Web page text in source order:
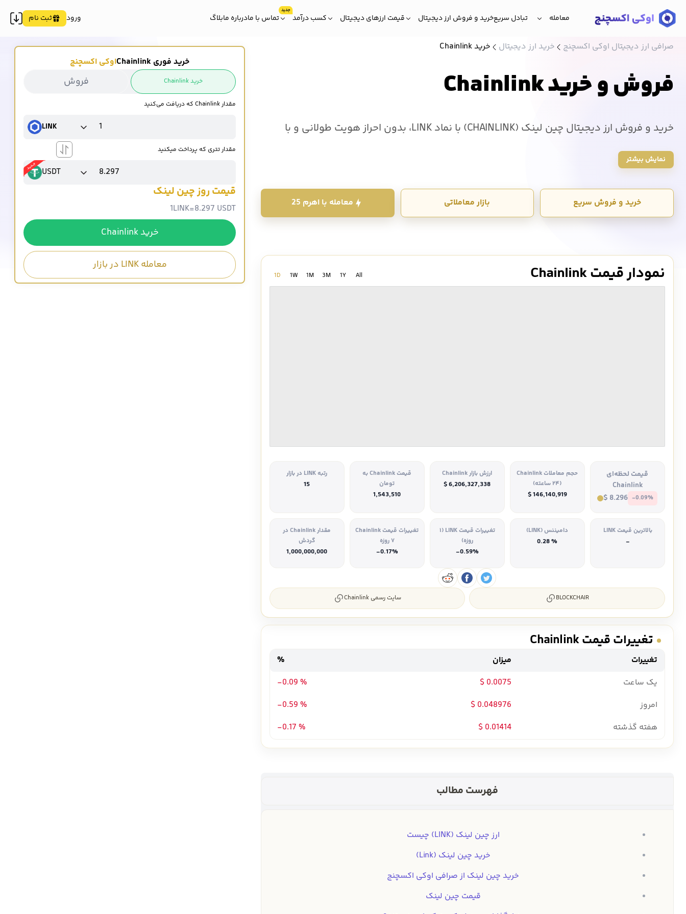
معامله تبادل سریعخرید و فروش ارز دیجیتال قیمت ارزهای دیجیتال کسب درآمد تماس با مادرباره مابلاگ ورود ثبت نام
خرید فوری Chainlink اوکی اکسچنج
خرید Chainlink فروش
مقدار Chainlink که دریافت می‌کنید
LINK
مقدار تتری که پرداخت میکنید
USDT
قیمت روز چین لینک
1LINK=8.297 USDT
خرید Chainlink
معامله LINK در بازار
صرافی ارز دیجیتال اوکی اکسچنج خرید ارز دیجیتال خرید Chainlink
فروش و خرید Chainlink
خرید و فروش ارز دیجیتال چین لینک (CHAINLINK) با نماد LINK، بدون احراز هویت طولانی و با
امروز ۱۴۰۵/۵/۱۸ ، 8.296 دلار و معادل 1,543,510 تومان است.
نمایش بیشتر
معامله با اهرم 25 بازار معاملاتی خرید و فروش سریع
نمودار قیمت Chainlink All
1Y
3M
1M
1W
1D
قیمت لحظه‌ای
Chainlink
$ 8.296 -0.09%
حجم معاملات Chainlink
(۲۴ ساعته)
$ 146,140,919
ارزش بازار Chainlink
$ 6,206,327,338
قیمت Chainlink به
تومان
1,543,510
رتبه LINK در بازار
15
بالاترین قیمت LINK
-
دامیننس (LINK)
% 0.28
تغییرات قیمت LINK (۱
روزه)
-0.59%
تغییرات قیمت Chainlink
۷ روزه
-0.17%
مقدار Chainlink در
گردش
1,000,000,000
BLOCKCHAIR سایت رسمی Chainlink
تغییرات قیمت Chainlink
تغییرات میزان
%
یک ساعت
0.0075 $
-0.09 %
امروز
0.048976 $
-0.59 %
هفته گذشته
0.01414 $
-0.17 %
فهرست مطالب
ارز چین لینک (LINK) چیست
خرید چین لینک (Link)
خرید چین لینک از صرافی اوکی اکسچنج
قیمت چین لینک